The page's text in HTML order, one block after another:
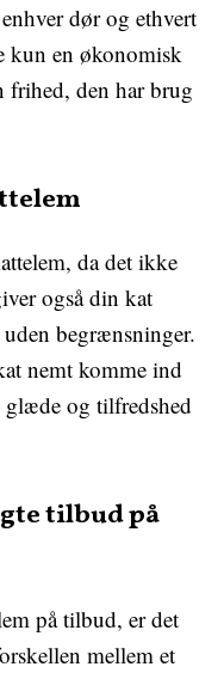
dør og ethvert
kun en økonomisk
frihed, den har brug
da det ikke
også din kat
begrænsninger.
nemt komme ind
og tilfredshed
tilbud på
på tilbud, er det
mellem et